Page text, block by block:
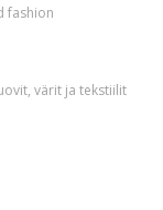
fashion
värit ja tekstiilit